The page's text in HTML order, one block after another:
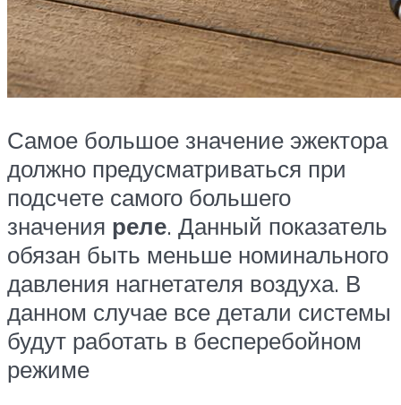
Самое большое значение эжектора
должно предусматриваться при
подсчете самого большего
значения реле. Данный показатель
обязан быть меньше номинального
давления нагнетателя воздуха. В
данном случае все детали системы
будут работать в бесперебойном
режиме